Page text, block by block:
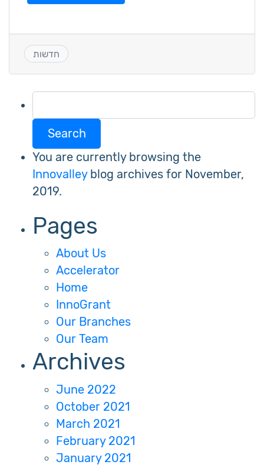
חדשות
for:
You are currently browsing the
Innovalleyblog archives for November,
2019.
Pages
About Us
Accelerator
Home
InnoGrant
Our Branches
Our Team
Archives
June 2022
October 2021
March 2021
February 2021
January 2021